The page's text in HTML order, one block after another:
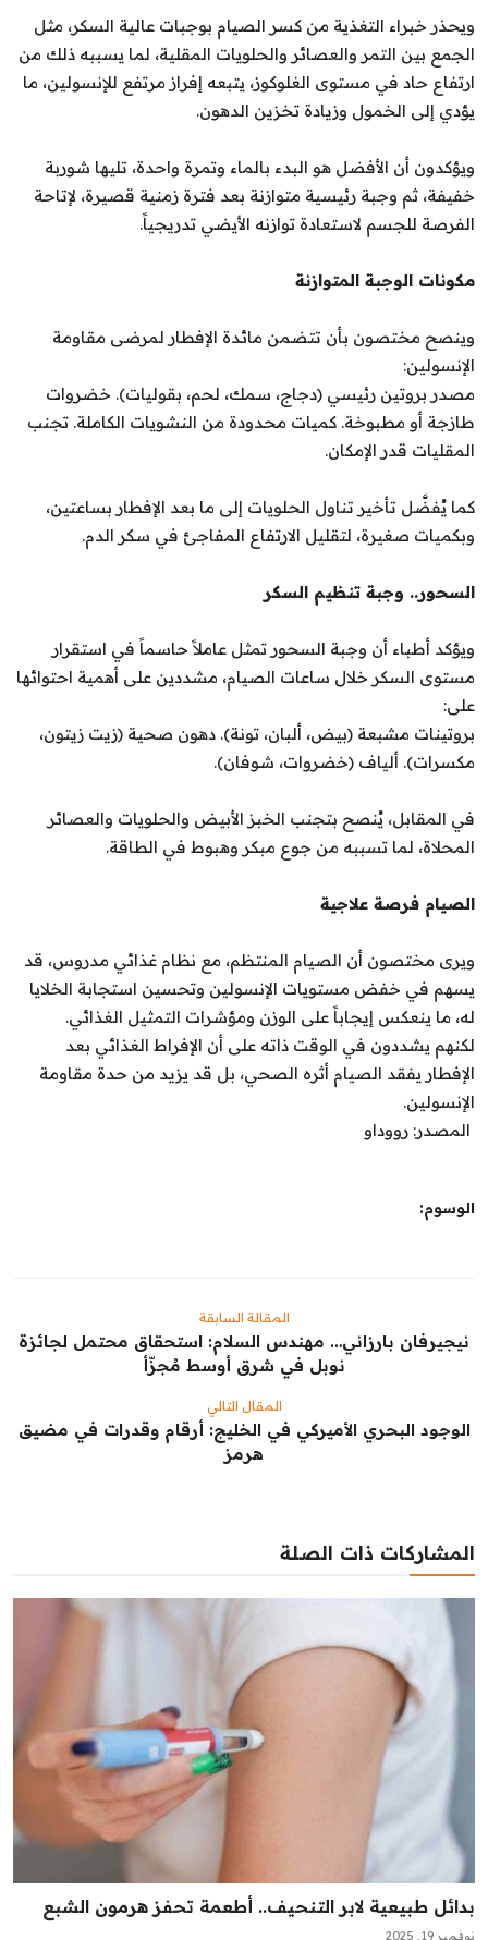
ويحذر خبراء التغذية من كسر الصيام بوجبات عالية السكر، مثل
الجمع بين التمر والعصائر والحلويات المقلية، لما يسببه ذلك من
ارتفاع حاد في مستوى الغلوكوز، يتبعه إفراز مرتفع للإنسولين، ما
يؤدي إلى الخمول وزيادة تخزين الدهون.
ويؤكدون أن الأفضل هو البدء بالماء وتمرة واحدة، تليها شوربة
خفيفة، ثم وجبة رئيسية متوازنة بعد فترة زمنية قصيرة، لإتاحة
الفرصة للجسم لاستعادة توازنه الأيضي تدريجياً.
مكونات الوجبة المتوازنة
وينصح مختصون بأن تتضمن مائدة الإفطار لمرضى مقاومة
الإنسولين:
مصدر بروتين رئيسي (دجاج، سمك، لحم، بقوليات). خضروات
طازجة أو مطبوخة. كميات محدودة من النشويات الكاملة. تجنب
المقليات قدر الإمكان.
كما يُفضَّل تأخير تناول الحلويات إلى ما بعد الإفطار بساعتين،
وبكميات صغيرة، لتقليل الارتفاع المفاجئ في سكر الدم.
السحور.. وجبة تنظيم السكر
ويؤكد أطباء أن وجبة السحور تمثل عاملاً حاسماً في استقرار
مستوى السكر خلال ساعات الصيام، مشددين على أهمية احتوائها
على:
بروتينات مشبعة (بيض، ألبان، تونة). دهون صحية (زيت زيتون،
مكسرات). ألياف (خضروات، شوفان).
في المقابل، يُنصح بتجنب الخبز الأبيض والحلويات والعصائر
المحلاة، لما تسببه من جوع مبكر وهبوط في الطاقة.
الصيام فرصة علاجية
ويرى مختصون أن الصيام المنتظم، مع نظام غذائي مدروس، قد
يسهم في خفض مستويات الإنسولين وتحسين استجابة الخلايا
له، ما ينعكس إيجاباً على الوزن ومؤشرات التمثيل الغذائي.
لكنهم يشددون في الوقت ذاته على أن الإفراط الغذائي بعد
الإفطار يفقد الصيام أثره الصحي، بل قد يزيد من حدة مقاومة
الإنسولين.
المصدر: رووداو
الوسوم:
المقالة السابقة
نيجيرفان بارزاني… مهندس السلام: استحقاق محتمل لجائزة
نوبل في شرق أوسط مُجزّأ
المقال التالي
الوجود البحري الأميركي في الخليج: أرقام وقدرات في مضيق
هرمز
المشاركات ذات الصلة
بدائل طبيعية لابر التنحيف.. أطعمة تحفز هرمون الشبع
نوفمبر 19, 2025